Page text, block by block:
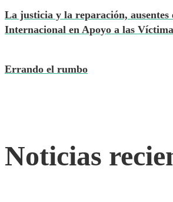
La justicia y la reparación, ausentes
Internacional en Apoyo a las
Errando el rumbo
Noticias